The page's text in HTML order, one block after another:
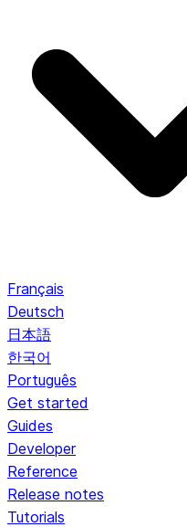
Français
Deutsch
日本語
한국어
Português
Get started
Guides
Developer
Reference
Release notes
Tutorials